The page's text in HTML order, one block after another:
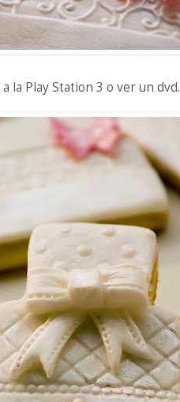
la Play Station 3 o ver un dvd.